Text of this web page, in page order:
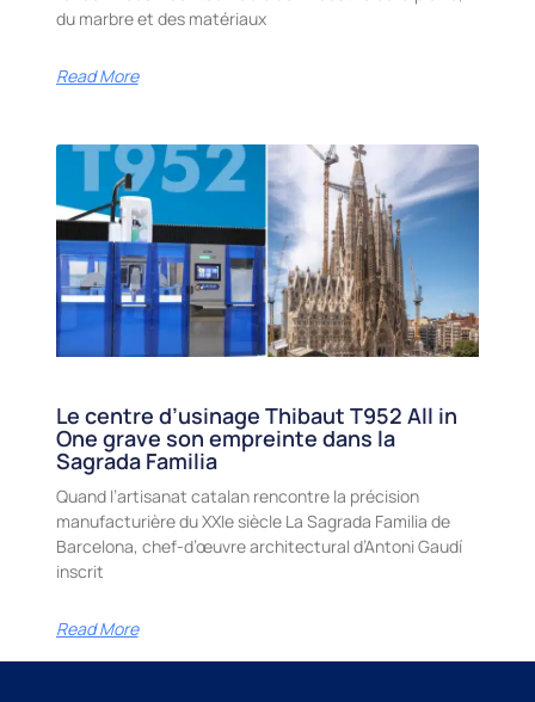
du marbre et des matériaux
Read More
Le centre d’usinage Thibaut T952 All in
One grave son empreinte dans la
Sagrada Familia
Quand l’artisanat catalan rencontre la précision
manufacturière du XXIe siècle La Sagrada Familia de
Barcelona, chef-d’œuvre architectural d’Antoni Gaudí
inscrit
Read More